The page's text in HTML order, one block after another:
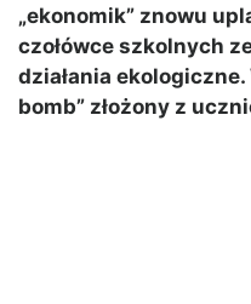
„ekonomik” znowu
czołówce szkolnych
działania ekologiczne.
bomb” złożony z